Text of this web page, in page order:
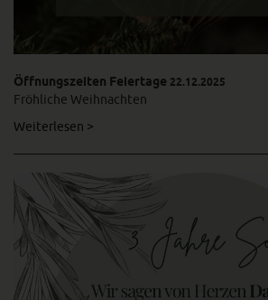
Öffnungszeiten Feiertage 22.12.2025
Fröhliche Weihnachten
Weiterlesen >